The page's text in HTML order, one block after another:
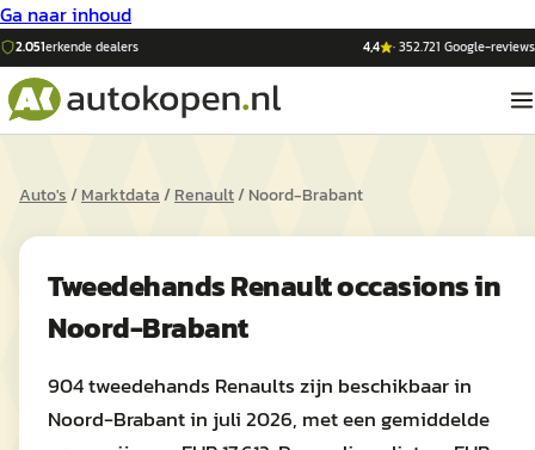
Ga naar inhoud
2.051erkende dealers 4,4 ·352.721 Google-reviews
Auto's/Marktdata/Renault/Noord-Brabant
TweedehandsRenaultoccasions in
Noord-Brabant
904 tweedehands Renaults zijn beschikbaar in
Noord-Brabant in juli 2026, met een gemiddelde